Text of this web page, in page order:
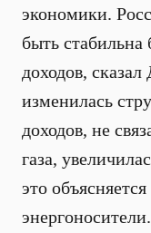
экономики.
быть стабильна
доходов,
изменилась
доходов, не
газа,
это